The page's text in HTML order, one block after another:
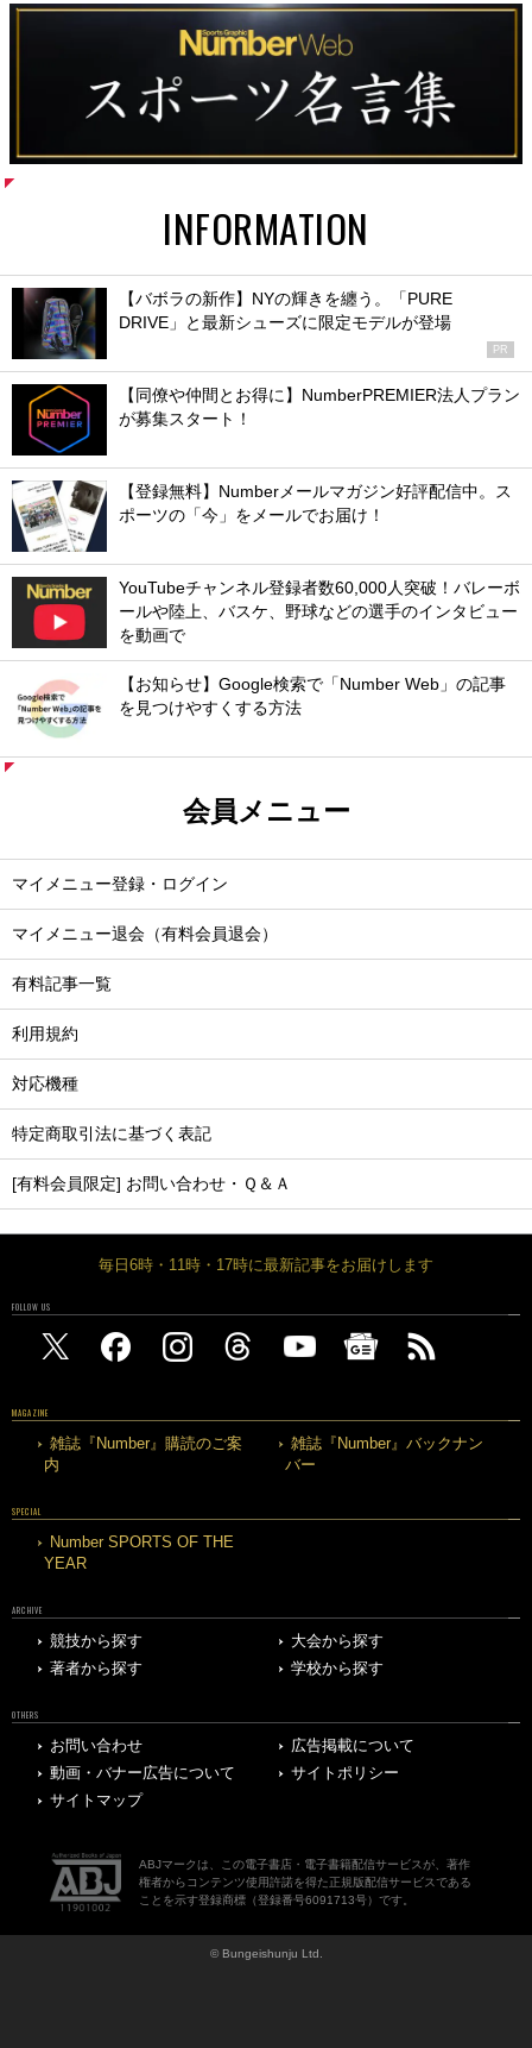
INFORMATION
【バボラの新作】NYの輝きを纏う。「PURE
DRIVE」と最新シューズに限定モデルが登場
PR
【同僚や仲間とお得に】NumberPREMIER法人プラン
が募集スタート！
【登録無料】Numberメールマガジン好評配信中。ス
ポーツの「今」をメールでお届け！
YouTubeチャンネル登録者数60,000人突破！バレーボ
ールや陸上、バスケ、野球などの選手のインタビュー
を動画で
【お知らせ】Google検索で「Number Web」の記事
を見つけやすくする方法
会員メニュー
マイメニュー登録・ログイン
マイメニュー退会（有料会員退会）
有料記事一覧
利用規約
対応機種
特定商取引法に基づく表記
[有料会員限定] お問い合わせ・Ｑ＆Ａ
毎日6時・11時・17時に最新記事をお届けします
FOLLOW US
MAGAZINE
雑誌『Number』購読のご案
内
雑誌『Number』バックナン
バー
SPECIAL
Number SPORTS OF THE
YEAR
ARCHIVE
競技から探す
大会から探す
著者から探す
学校から探す
OTHERS
お問い合わせ
広告掲載について
動画・バナー広告について
サイトポリシー
サイトマップ
ABJマークは、この電子書店・電子書籍配信サービスが、著作
権者からコンテンツ使用許諾を得た正規版配信サービスである
ことを示す登録商標（登録番号6091713号）です。
© Bungeishunju Ltd.